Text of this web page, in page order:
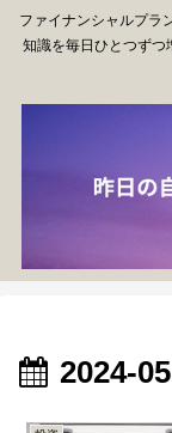
ファイナンシャルプラ
知識を毎日ひとつずつ
2024-05